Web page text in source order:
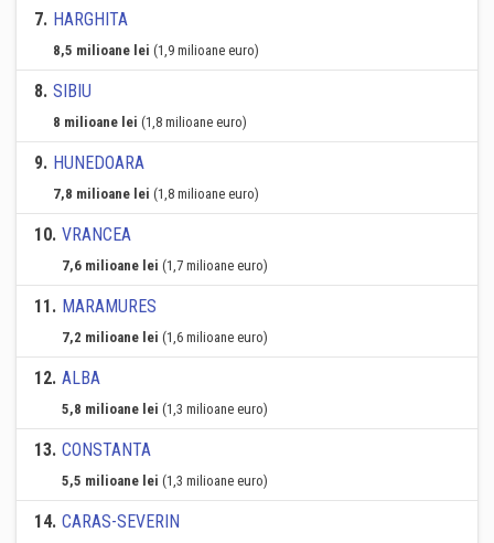
7. HARGHITA
8,5 milioane lei (1,9 milioane euro)
8. SIBIU
8 milioane lei (1,8 milioane euro)
9. HUNEDOARA
7,8 milioane lei (1,8 milioane euro)
10. VRANCEA
7,6 milioane lei (1,7 milioane euro)
11. MARAMURES
7,2 milioane lei (1,6 milioane euro)
12. ALBA
5,8 milioane lei (1,3 milioane euro)
13. CONSTANTA
5,5 milioane lei (1,3 milioane euro)
14. CARAS-SEVERIN